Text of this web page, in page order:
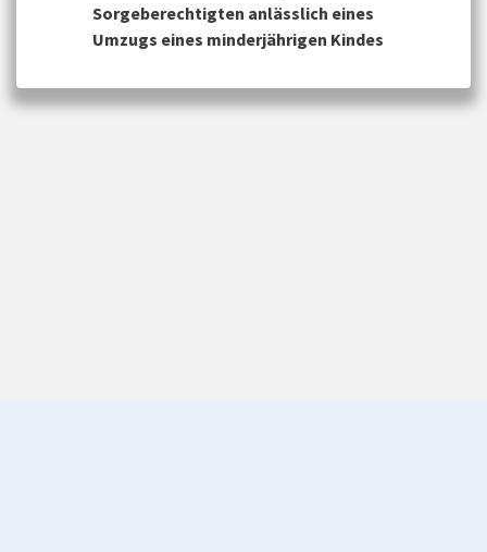
Sorgeberechtigten anlässlich eines
Umzugs eines minderjährigen Kindes